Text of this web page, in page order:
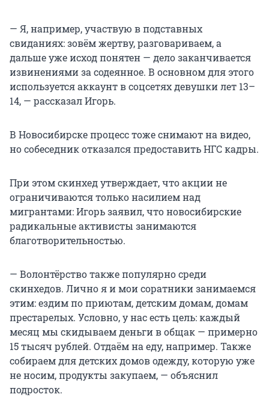
— Я, например, участвую в подставных
свиданиях: зовём жертву, разговариваем, а
дальше уже исход понятен — дело заканчивается
извинениями за содеянное. В основном для этого
используется аккаунт в соцсетях девушки лет 13–
14, — рассказал Игорь.
В Новосибирске процесс тоже снимают на видео,
но собеседник отказался предоставить НГС кадры.
При этом скинхед утверждает, что акции не
ограничиваются только насилием над
мигрантами: Игорь заявил, что новосибирские
радикальные активисты занимаются
благотворительностью.
— Волонтёрство также популярно среди
скинхедов. Лично я и мои соратники занимаемся
этим: ездим по приютам, детским домам, домам
престарелых. Условно, у нас есть цель: каждый
месяц мы скидываем деньги в общак — примерно
15 тысяч рублей. Отдаём на еду, например. Также
собираем для детских домов одежду, которую уже
не носим, продукты закупаем, — объяснил
подросток.